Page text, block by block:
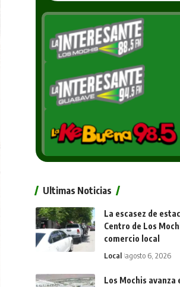
Ultimas Noticias
La escasez de
Centro de Los
comercio local
Local agosto 6, 2026
Los Mochis